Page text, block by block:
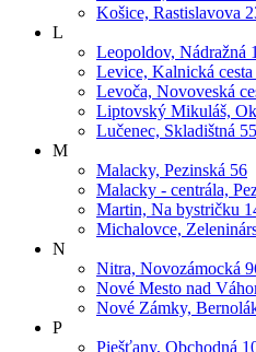
Košice, Rastislavova
L
Leopoldov, Nádražná
Levice, Kalnická cesta
Levoča, Novoveská
Liptovský Mikuláš,
Lučenec, Skladištná
M
Malacky, Pezinská 56
Malacky - centrála,
Martin, Na bystričku
Michalovce,
N
Nitra, Novozámocká
Nové Mesto nad
Nové Zámky,
P
Piešťany, Obchodná